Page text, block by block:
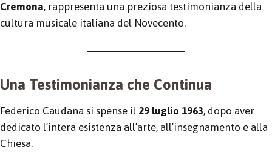
Cremona, rappresenta una preziosa testimonianza della
cultura musicale italiana del Novecento.
Una Testimonianza che Continua
Federico Caudana si spense il 29 luglio 1963, dopo aver
dedicato l’intera esistenza all’arte, all’insegnamento e alla
Chiesa.